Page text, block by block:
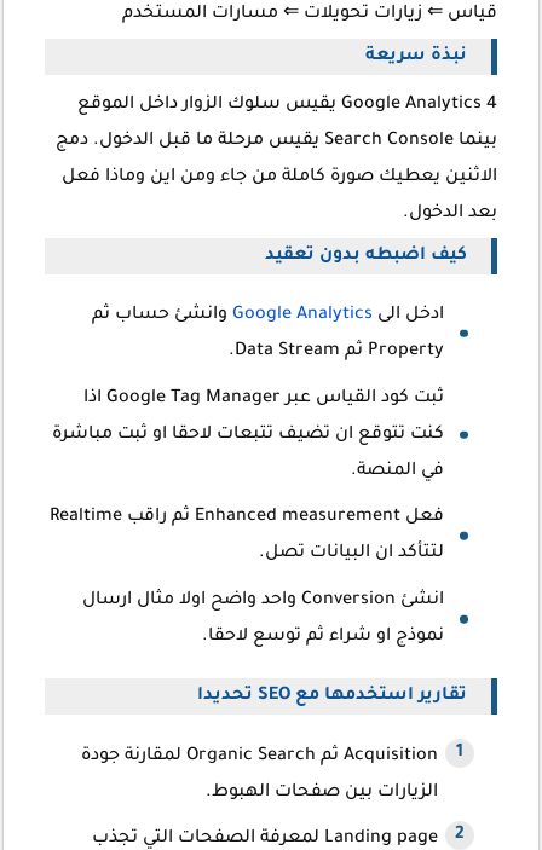
قياس ⇐ زيارات تحويلات ⇐ مسارات المستخدم
نبذة سريعة
Google Analytics 4 يقيس سلوك الزوار داخل الموقع
بينما Search Console يقيس مرحلة ما قبل الدخول. دمج
الاثنين يعطيك صورة كاملة من جاء ومن اين وماذا فعل
بعد الدخول.
كيف اضبطه بدون تعقيد
ادخل الى Google Analytics وانشئ حساب ثم
Property ثم Data Stream.
ثبت كود القياس عبر Google Tag Manager اذا
كنت تتوقع ان تضيف تتبعات لاحقا او ثبت مباشرة
في المنصة.
فعل Enhanced measurement ثم راقب Realtime
لتتأكد ان البيانات تصل.
انشئ Conversion واحد واضح اولا مثال ارسال
نموذج او شراء ثم توسع لاحقا.
تقارير استخدمها مع SEO تحديدا
Acquisition ثم Organic Search لمقارنة جودة
الزيارات بين صفحات الهبوط.
Landing page لمعرفة الصفحات التي تجذب